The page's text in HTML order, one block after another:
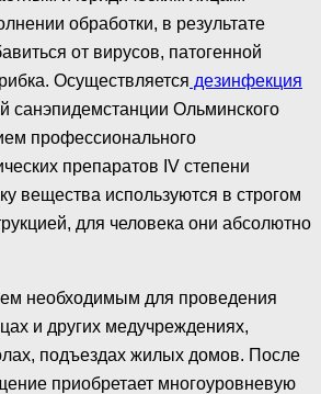
обработки, в результате
от вирусов, патогенной
Осуществляется дезинфекция
санэпидемстанции Ольминского
профессионального
препаратов IV степени
вещества используются в строгом
для человека они абсолютно
необходимым для проведения
и других медучреждениях,
подъездах жилых домов. После
приобретает многоуровневую